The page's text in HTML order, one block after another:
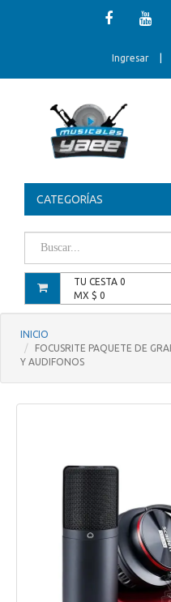
Ingresar
CATEGORÍAS
TU CESTA 0
MX $ 0
INICIO
FOCUSRITE PAQUETE DE
Y AUDIFONOS